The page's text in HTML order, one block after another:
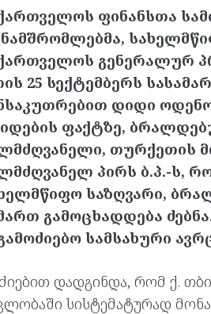
ფინანსთა
გენერალურ
25 სექტემბერს
დიდი
ფაქტზე,
თურქეთის
პირს ბ.პ.-ს,
საზღვარი,
გამოცხადდება
სამსახური
დადგინდა, რომ ქ.
სისტემატურად